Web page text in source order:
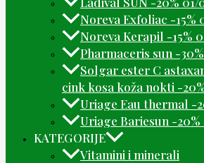
Noreva Exfoliac -15%
Noreva Kerapil -15%
Pharmaceris sun -
Solgar ester C
cink kosa koža nokti -
Uriage Eau thermal -
Uriage Bariesun -
KATEGORIJE
Vitamini i minerali